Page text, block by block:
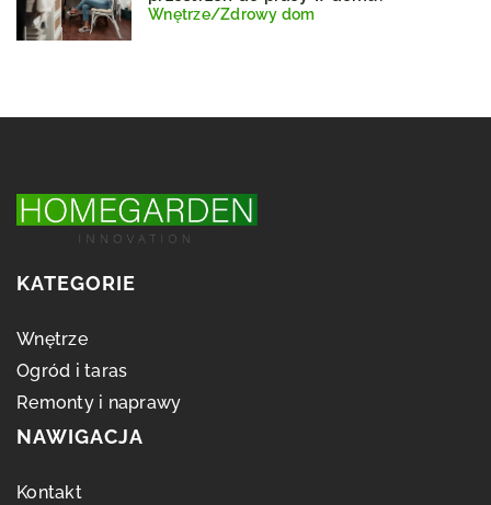
Wnętrze/Zdrowy dom
KATEGORIE
Wnętrze
Ogród i taras
Remonty i naprawy
NAWIGACJA
Kontakt